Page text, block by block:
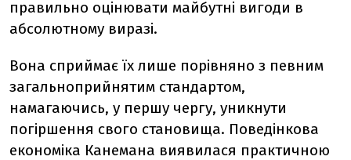
правильно оцінювати майбутні вигоди в
абсолютному виразі.
Вона сприймає їх лише порівняно з певним
загальноприйнятим стандартом,
намагаючись, у першу чергу, уникнути
погіршення свого становища. Поведінкова
економіка Канемана виявилася практичною